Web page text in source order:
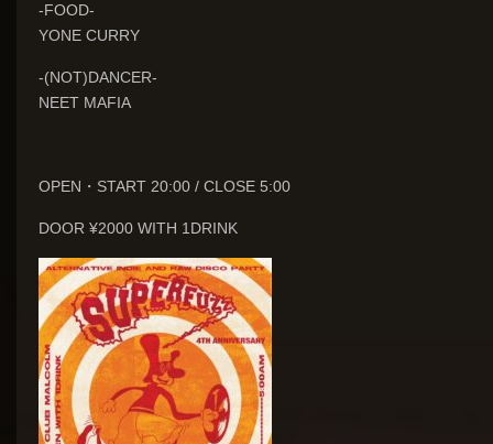
-FOOD-
YONE CURRY
-(NOT)DANCER-
NEET MAFIA
OPEN・START 20:00 / CLOSE 5:00
DOOR ¥2000 WITH 1DRINK